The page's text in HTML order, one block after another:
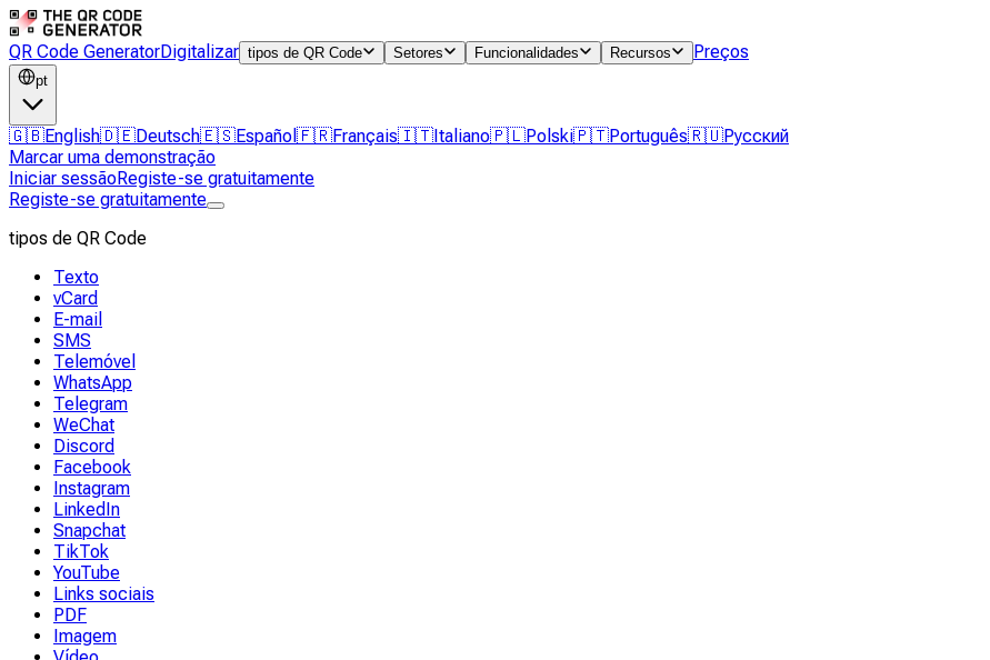
QR Code GeneratorDigitalizar tipos de QR Code Setores Funcionalidades Recursos Preços
pt
🇬🇧English🇩🇪Deutsch🇪🇸Español 🇫🇷Français🇮🇹Italiano🇵🇱Polski🇵🇹Português🇷🇺Русский
Marcar uma demonstração
Iniciar sessãoRegiste-se gratuitamente
Registe-se gratuitamente
tipos de QR Code
Texto
vCard
E-mail
SMS
Telemóvel
WhatsApp
Telegram
WeChat
Discord
Facebook
Instagram
LinkedIn
Snapchat
TikTok
YouTube
Links sociais
PDF
Imagem